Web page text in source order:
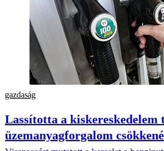
gazdaság
Lassította a kiskereskedelem
üzemanyagforgalom